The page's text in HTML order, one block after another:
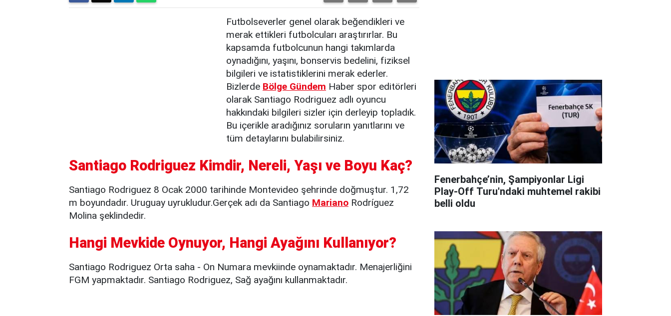
Futbolseverler genel olarak beğendikleri ve
merak ettikleri futbolcuları araştırırlar. Bu
kapsamda futbolcunun hangi takımlarda
oynadığını, yaşını, bonservis bedelini, fiziksel
bilgileri ve istatistiklerini merak ederler.
Bizlerde Bölge Gündem Haber spor editörleri
olarak Santiago Rodriguez adlı oyuncu
hakkındaki bilgileri sizler için derleyip topladık.
Bu içerikle aradığınız soruların yanıtlarını ve
tüm detaylarını bulabilirsiniz.
Santiago Rodriguez Kimdir, Nereli, Yaşı ve Boyu Kaç?
Santiago Rodriguez 8 Ocak 2000 tarihinde Montevideo şehrinde doğmuştur. 1,72
m boyundadır. Uruguay uyrukludur.Gerçek adı da Santiago Mariano Rodríguez
Molina şeklindedir.
Hangi Mevkide Oynuyor, Hangi Ayağını Kullanıyor?
Santiago Rodriguez Orta saha - On Numara mevkiinde oynamaktadır. Menajerliğini
FGM yapmaktadır. Santiago Rodriguez, Sağ ayağını kullanmaktadır.
Fenerbahçe’nin, Şampiyonlar Ligi
Play-Off Turu'ndaki muhtemel rakibi
belli oldu